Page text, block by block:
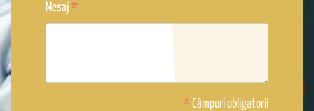
Mesaj
*Câmpuri obligatorii